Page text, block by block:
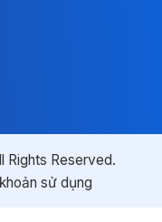
Rights Reserved.
sử dụng